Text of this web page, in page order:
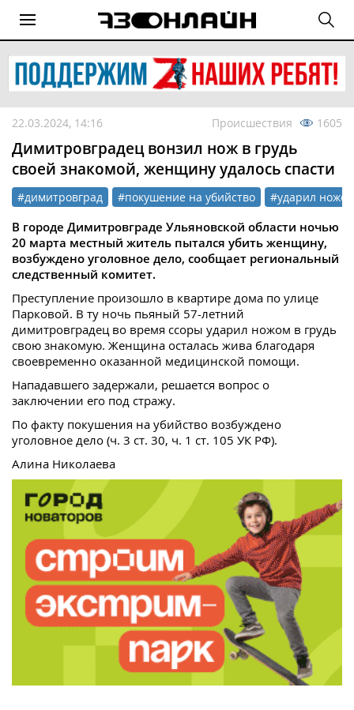
22.03.2024, 14:16 Происшествия 1605
Димитровградец вонзил нож в грудь
своей знакомой, женщину удалось спасти
#димитровград #покушение на убийство #ударил ножом
В городе Димитровграде Ульяновской области ночью
20 марта местный житель пытался убить женщину,
возбуждено уголовное дело, сообщает региональный
следственный комитет.
Преступление произошло в квартире дома по улице
Парковой. В ту ночь пьяный 57-летний
димитровградец во время ссоры ударил ножом в грудь
свою знакомую. Женщина осталась жива благодаря
своевременно оказанной медицинской помощи.
Нападавшего задержали, решается вопрос о
заключении его под стражу.
По факту покушения на убийство возбуждено
уголовное дело (ч. 3 ст. 30, ч. 1 ст. 105 УК РФ).
Алина Николаева